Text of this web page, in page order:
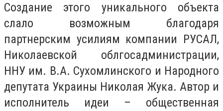
Создание этого уникального объекта
слало возможным благодаря
партнерским усилиям компании РУСАЛ,
Николаевской облгосадминистрации,
ННУ им. В.А. Сухомлинского и Народного
депутата Украины Николая Жука. Автор и
исполнитель идеи – общественная